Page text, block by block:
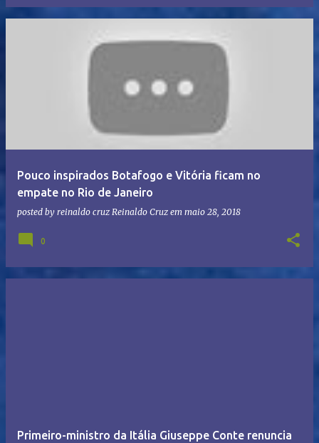
Pouco inspirados Botafogo e Vitória ficam no
empate no Rio de Janeiro
posted by reinaldo cruz Reinaldo Cruz em maio 28, 2018
0
Primeiro-ministro da Itália Giuseppe Conte renuncia